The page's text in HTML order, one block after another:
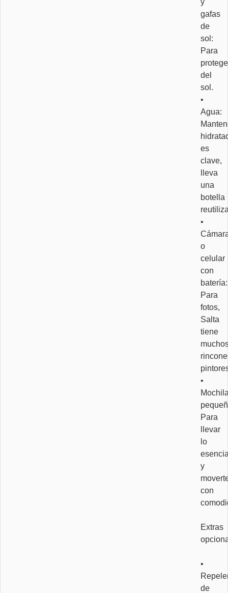
y
gafas
de
sol:
Para
del
sol.
•
Agua:
es
clave,
lleva
una
botella
•
o
celular
con
batería:
Para
fotos,
Salta
tiene
•
Para
llevar
lo
y
con
Extras
•
de